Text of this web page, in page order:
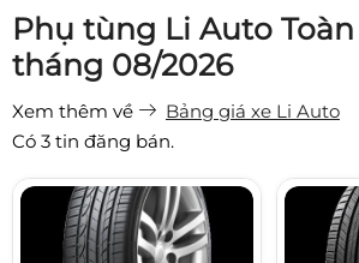
Phụ tùng Li Auto
tháng 08/2026
Xem thêm về
Bảng giá xe Li Auto
Có 3 tin đăng bán.